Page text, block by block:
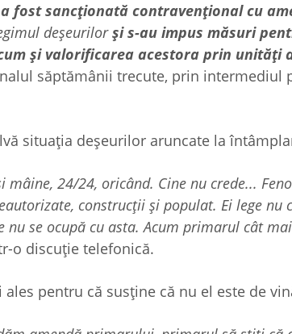
a fost sancționată contravențional cu
deșeurilorși s-au impus măsuri
și valorificarea acestora prin unități
săptămânii trecute, prin intermediul
situația deșeurilor aruncate la
mâine, 24/24, oricând. Cine nu crede...
construcții și populat. Ei lege nu
se ocupă cu asta. Acum primarul cât
o discuție telefonică.
pentru că susține că nu el este de